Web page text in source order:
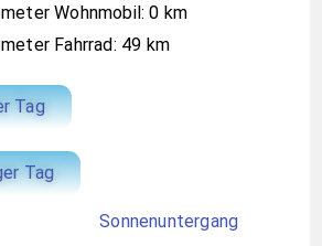
Wohnmobil: 0 km
Fahrrad: 49 km
Tag
Tag